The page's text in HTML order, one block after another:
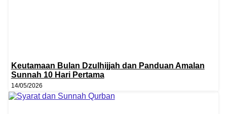
Keutamaan Bulan Dzulhijjah dan Panduan Amalan
Sunnah 10 Hari Pertama
14/05/2026